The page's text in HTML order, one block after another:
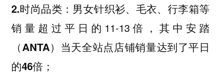
2.时尚品类： 男女针织衫、毛衣、行李箱等
销量超过平日的11-13倍，其中安踏
（ANTA）当天全站点店铺销量达到了平日
的46倍；